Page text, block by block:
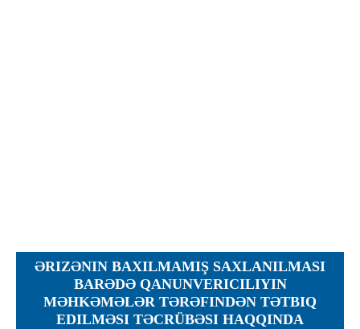
Submission
ƏRIZƏNIN BAXILMAMIŞ SAXLANILMASI
BARƏDƏ QANUNVERICILIYIN
MƏHKƏMƏLƏR TƏRƏFINDƏN TƏTBIQ
EDILMƏSI TƏCRÜBƏSI HAQQINDA